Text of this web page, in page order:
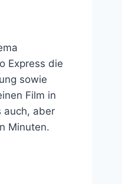
Express die
sowie
Film in
auch, aber
Minuten.